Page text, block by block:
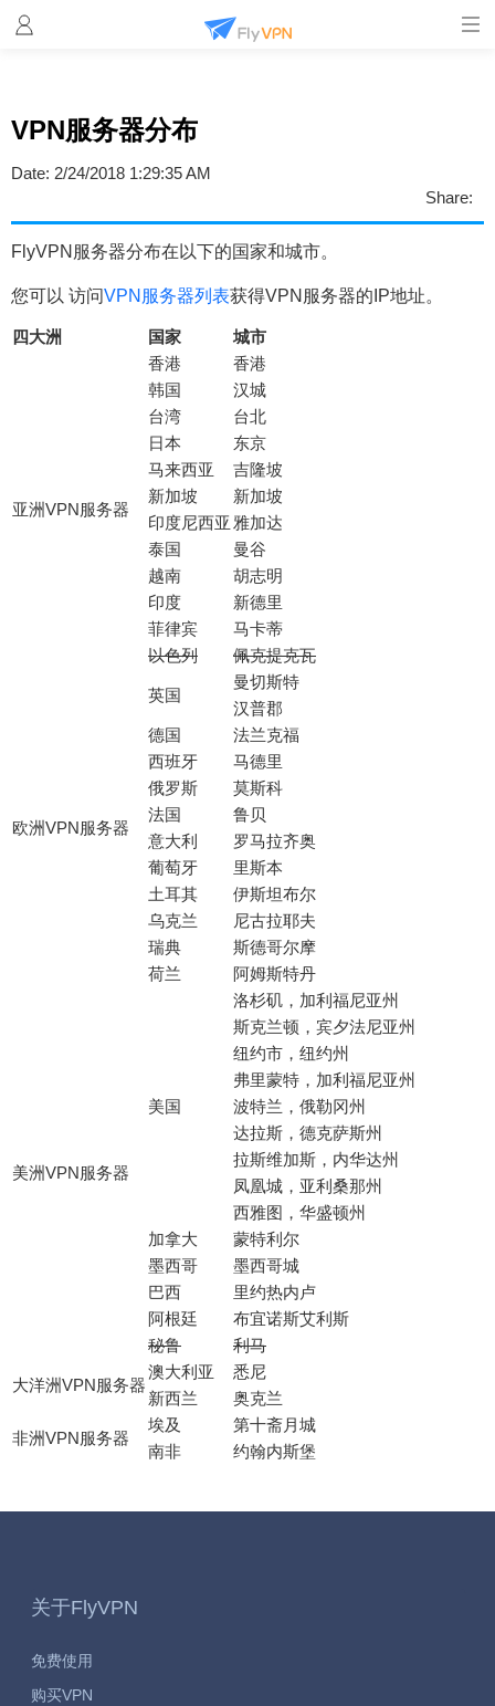
VPN服务器分布
Date: 2/24/2018 1:29:35 AM
Share:
FlyVPN服务器分布在以下的国家和城市。
您可以 访问VPN服务器列表获得VPN服务器的IP地址。
四大洲 国家 城市
亚洲VPN服务器
香港
香港
韩国
汉城
台湾
台北
日本
东京
马来西亚
吉隆坡
新加坡
新加坡
印度尼西亚 雅加达
泰国
曼谷
越南
胡志明
印度
新德里
菲律宾
马卡蒂
以色列
佩克提克瓦
欧洲VPN服务器
英国
曼切斯特
汉普郡
德国
法兰克福
西班牙
马德里
俄罗斯
莫斯科
法国
鲁贝
意大利
罗马拉齐奥
葡萄牙
里斯本
土耳其
伊斯坦布尔
乌克兰
尼古拉耶夫
瑞典
斯德哥尔摩
荷兰
阿姆斯特丹
美洲VPN服务器
美国
洛杉矶，加利福尼亚州
斯克兰顿，宾夕法尼亚州
纽约市，纽约州
弗里蒙特，加利福尼亚州
波特兰，俄勒冈州
达拉斯，德克萨斯州
拉斯维加斯，内华达州
凤凰城，亚利桑那州
西雅图，华盛顿州
加拿大
蒙特利尔
墨西哥
墨西哥城
巴西
里约热内卢
阿根廷
布宜诺斯艾利斯
秘鲁
利马
大洋洲VPN服务器
澳大利亚
悉尼
新西兰
奥克兰
非洲VPN服务器
埃及
第十斋月城
南非
约翰内斯堡
关于FlyVPN
免费使用
购买VPN